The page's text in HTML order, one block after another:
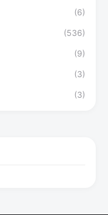
(6)
(536)
(9)
(3)
(3)